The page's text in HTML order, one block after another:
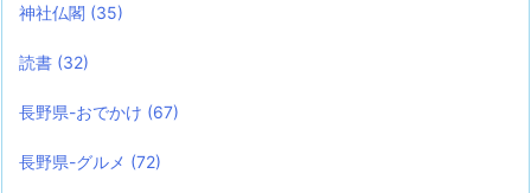
神社仏閣 (35)
読書 (32)
長野県-おでかけ (67)
長野県-グルメ (72)